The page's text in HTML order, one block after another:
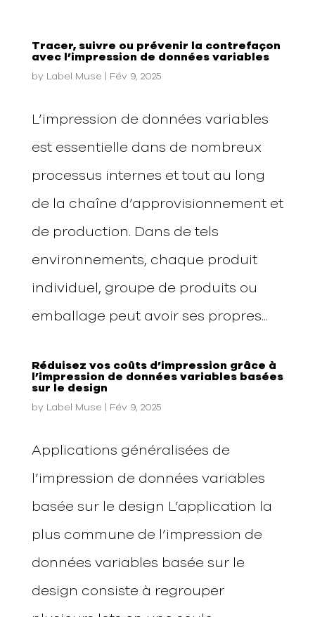
Tracer, suivre ou prévenir la contrefaçon
avec l’impression de données variables
by Label Muse Fév 9, 2025
L’impression de données variables
est essentielle dans de nombreux
processus internes et tout au long
de la chaîne d’approvisionnement et
de production. Dans de tels
environnements, chaque produit
individuel, groupe de produits ou
emballage peut avoir ses propres...
Réduisez vos coûts d’impression grâce à
l’impression de données variables basées
sur le design
by Label Muse Fév 9, 2025
Applications généralisées de
l’impression de données variables
basée sur le design L’application la
plus commune de l’impression de
données variables basée sur le
design consiste à regrouper